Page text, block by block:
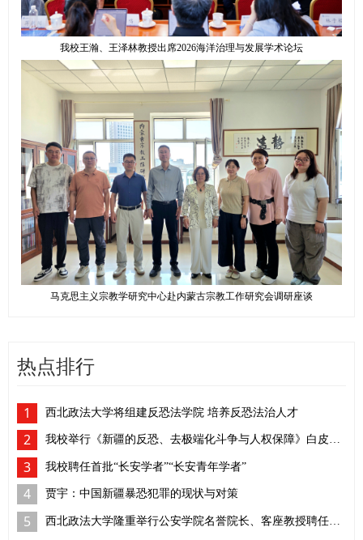
我校王瀚、王泽林教授出席2026海洋治理与发展学术论坛
马克思主义宗教学研究中心赴内蒙古宗教工作研究会调研座谈
热点排行
1 西北政法大学将组建反恐法学院 培养反恐法治人才
2 我校举行《新疆的反恐、去极端化斗争与人权保障》白皮书学习座谈会
3 我校聘任首批“长安学者”“长安青年学者”
4 贾宇：中国新疆暴恐犯罪的现状与对策
5